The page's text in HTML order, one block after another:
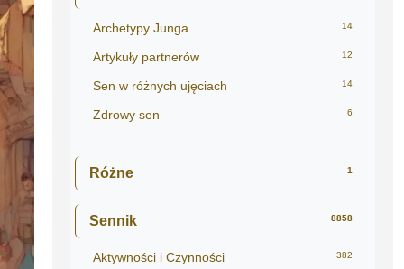
Archetypy Junga 14
Artykuły partnerów 12
Sen w różnych ujęciach 14
Zdrowy sen 6
Różne 1
Sennik 8858
Aktywności i Czynności 382